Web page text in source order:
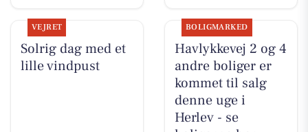
VEJRET
Solrig dag med et
lille vindpust
BOLIGMARKED
Havlykkevej 2 og 4
andre boliger er
kommet til salg
denne uge i
Herlev - se